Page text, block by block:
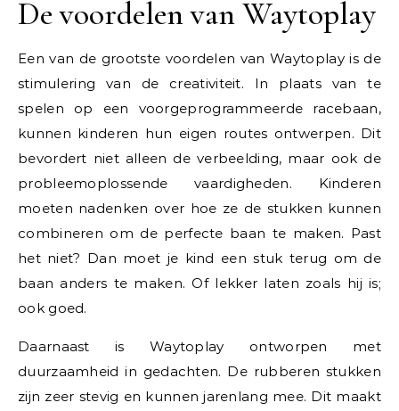
De voordelen van Waytoplay
Een van de grootste voordelen van Waytoplay is de
stimulering van de creativiteit. In plaats van te
spelen op een voorgeprogrammeerde racebaan,
kunnen kinderen hun eigen routes ontwerpen. Dit
bevordert niet alleen de verbeelding, maar ook de
probleemoplossende vaardigheden. Kinderen
moeten nadenken over hoe ze de stukken kunnen
combineren om de perfecte baan te maken. Past
het niet? Dan moet je kind een stuk terug om de
baan anders te maken. Of lekker laten zoals hij is;
ook goed.
Daarnaast is Waytoplay ontworpen met
duurzaamheid in gedachten. De rubberen stukken
zijn zeer stevig en kunnen jarenlang mee. Dit maakt